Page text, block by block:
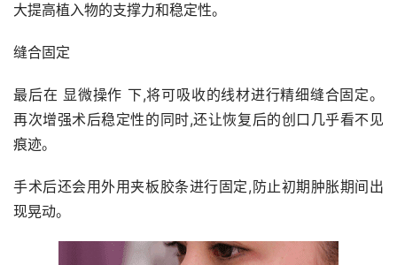
大提高植入物的支撑力和稳定性。
缝合固定
最后在 显微操作 下,将可吸收的线材进行精细缝合固定。
再次增强术后稳定性的同时,还让恢复后的创口几乎看不见
痕迹。
手术后还会用外用夹板胶条进行固定,防止初期肿胀期间出
现晃动。